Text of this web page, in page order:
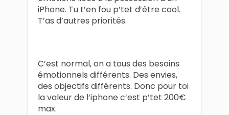
iPhone. Tu t’en fou p’tet d’être cool.
T’as d’autres priorités.
C’est normal, on a tous des besoins
émotionnels différents. Des envies,
des objectifs différents. Donc pour toi
la valeur de l’iphone c’est p’tet 200€
max.